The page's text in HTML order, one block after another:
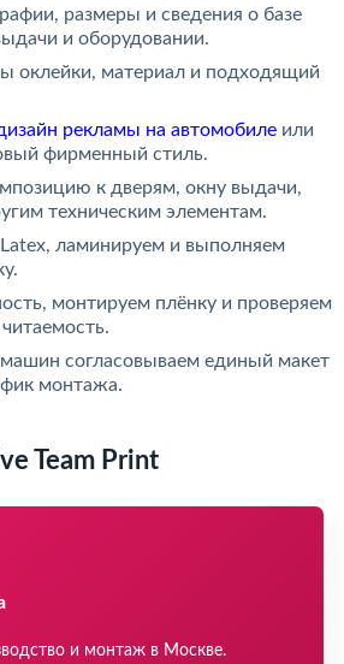
размеры и сведения о базе
и оборудовании.
оклейки, материал и подходящий
рекламы на автомобиле или
фирменный стиль.
к дверям, окну выдачи,
техническим элементам.
ламинируем и выполняем
монтируем плёнку и проверяем
согласовываем единый макет
монтажа.
Team Print
и монтаж в Москве.